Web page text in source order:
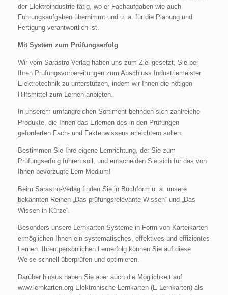
der Elektroindustrie tätig, wo er Fachaufgaben wie auch
Führungsaufgaben übernimmt und u. a. für die Planung und
Fertigung verantwortlich ist.
Mit System zum Prüfungserfolg
Wir vom Sarastro-Verlag haben uns zum Ziel gesetzt, Sie bei
Ihren Prüfungsvorbereitungen zum Abschluss Industriemeister
Elektrotechnik zu unterstützen, indem wir Ihnen die nötigen
Hilfsmittel zum Lernen anbieten.
In unserem umfangreichen Sortiment befinden sich zahlreiche
Produkte, die Ihnen das Erlernen des in den Prüfungen
geforderten Fach- und Faktenwissens erleichtern sollen.
Bestimmen Sie Ihre eigene Lernrichtung, der Sie zum
Prüfungserfolg führen soll, und entscheiden Sie sich für das von
Ihnen bevorzugte Lern-Medium!
Beim Sarastro-Verlag finden Sie in Buchform u. a. unsere
bekannten Reihen „Das prüfungsrelevante Wissen“ und „Das
Wissen in Kürze“.
Besonders unsere Lernkarten-Systeme in Form von Karteikarten
ermöglichen Ihnen ein systematisches, effektives und effizientes
Lernen. Ihren persönlichen Lernerfolg können Sie auf diese
Weise schnell überprüfen und optimieren.
Darüber hinaus haben Sie aber auch die Möglichkeit auf
www.lernkarten.org Elektronische Lernkarten (E-Lernkarten) als